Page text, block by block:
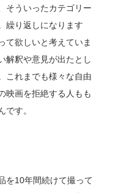
そういったカテゴリー
繰り返しになります
て欲しいと考えていま
解釈や意見が出たとし
これまでも様々な自由
映画を拒絶する人もも
です。
を10年間続けて撮って